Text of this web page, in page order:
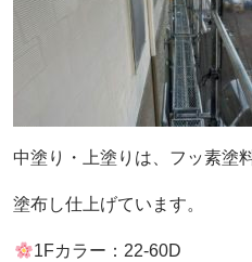
中塗り・上塗りは、フッ素塗
塗布し仕上げています。
1Fカラー：22-60D